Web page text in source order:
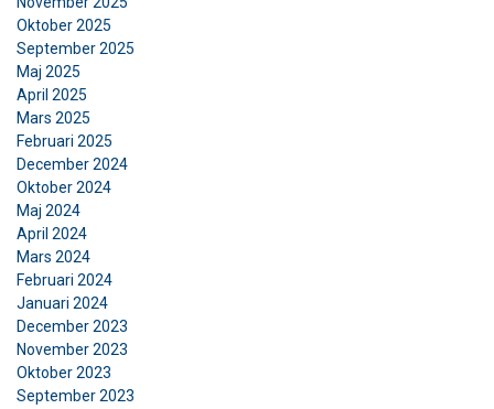
Oktober 2025
September 2025
Maj 2025
April 2025
Mars 2025
Februari 2025
December 2024
Oktober 2024
Maj 2024
April 2024
Mars 2024
Februari 2024
Januari 2024
December 2023
November 2023
Oktober 2023
September 2023